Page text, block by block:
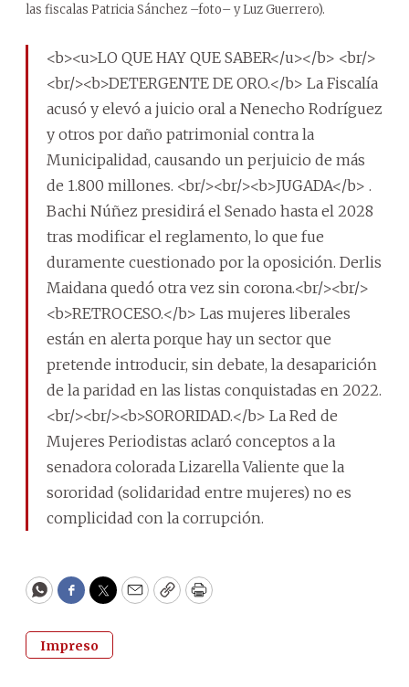
las fiscalas Patricia Sánchez –foto– y Luz Guerrero).
<b><u>LO QUE HAY QUE SABER</u></b> <br/>
<br/><b>DETERGENTE DE ORO.</b> La Fiscalía
acusó y elevó a juicio oral a Nenecho Rodríguez
y otros por daño patrimonial contra la
Municipalidad, causando un perjuicio de más
de 1.800 millones. <br/><br/><b>JUGADA</b> .
Bachi Núñez presidirá el Senado hasta el 2028
tras modificar el reglamento, lo que fue
duramente cuestionado por la oposición. Derlis
Maidana quedó otra vez sin corona.<br/><br/>
<b>RETROCESO.</b> Las mujeres liberales
están en alerta porque hay un sector que
pretende introducir, sin debate, la desaparición
de la paridad en las listas conquistadas en 2022.
<br/><br/><b>SORORIDAD.</b> La Red de
Mujeres Periodistas aclaró conceptos a la
senadora colorada Lizarella Valiente que la
sororidad (solidaridad entre mujeres) no es
complicidad con la corrupción.
WhatsApp
Facebook
Twitter
EmailCopyPrint
Impreso